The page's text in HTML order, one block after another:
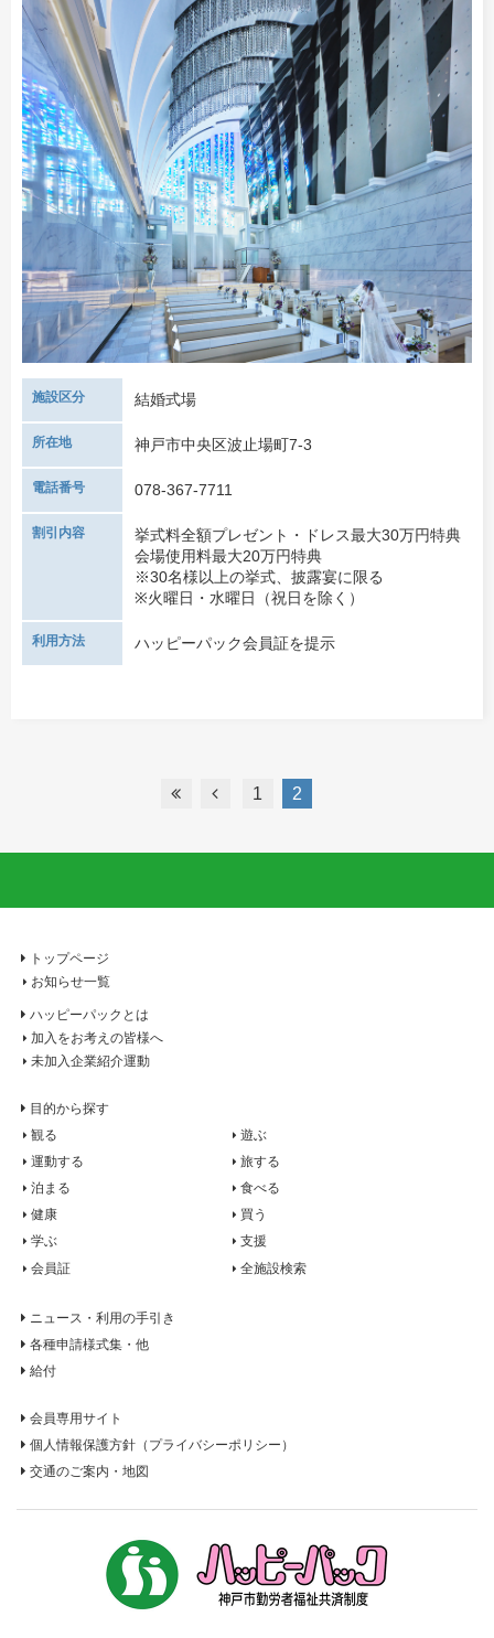
施設区分 結婚式場
所在地 神戸市中央区波止場町7-3
電話番号 078-367-7711
割引内容
挙式料全額プレゼント・ドレス最大30万円特典
会場使用料最大20万円特典
※30名様以上の挙式、披露宴に限る
※火曜日・水曜日（祝日を除く）
利用方法 ハッピーパック会員証を提示
1 2
トップページ
お知らせ一覧
ハッピーパックとは
加入をお考えの皆様へ
未加入企業紹介運動
目的から探す
観る
遊ぶ
運動する
旅する
泊まる
食べる
健康
買う
学ぶ
支援
会員証
全施設検索
ニュース・利用の手引き
各種申請様式集・他
給付
会員専用サイト
個人情報保護方針 （プライバシーポリシー）
交通のご案内・地図